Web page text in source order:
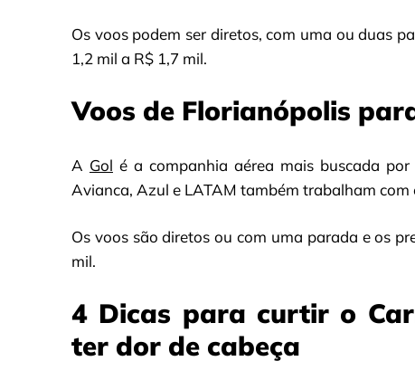
Os voos podem ser diretos, com uma ou duas
1,2 mil a R$ 1,7 mil.
Voos de Florianópolis
A Gol é a companhia aérea mais buscada
Avianca, Azul e LATAM também trabalham com
Os voos são diretos ou com uma parada e os
mil.
4 Dicas para curtir o
ter dor de cabeça